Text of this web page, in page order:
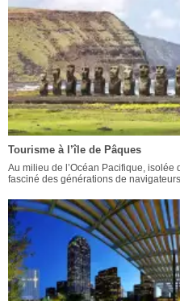
Tourisme à l’île de Pâques
Au milieu de l’Océan Pacifique,
fasciné des générations de